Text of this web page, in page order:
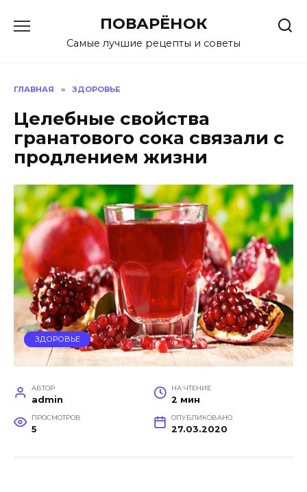
содержанию
ПОВАРЁНОК
Самые лучшие рецепты и советы
ГЛАВНАЯ » ЗДОРОВЬЕ
Целебные свойства
гранатового сока связали с
продлением жизни
ЗДОРОВЬЕ
АВТОР
admin
НА ЧТЕНИЕ
2 мин
ПРОСМОТРОВ
5
ОПУБЛИКОВАНО
27.03.2020